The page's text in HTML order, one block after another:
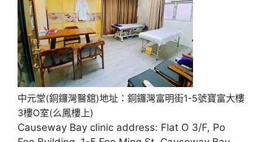
中元堂(銅鑼灣醫舘)地址：銅鑼灣富明街1-5號寶富大樓
3樓O室(么鳳樓上)
Causeway Bay clinic address: Flat O 3/F, Po